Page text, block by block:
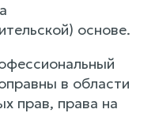
основе.
в области
прав, права на